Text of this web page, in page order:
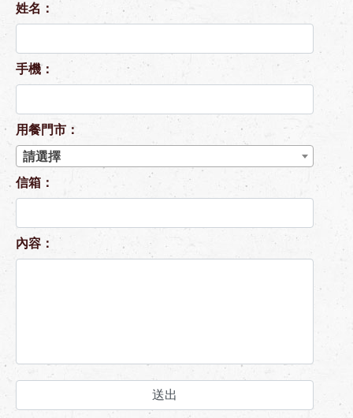
姓名：
手機：
用餐門市：
請選擇
信箱：
內容：
送出